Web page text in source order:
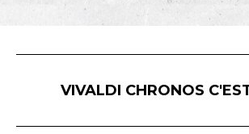
VIVALDI CHRONOS